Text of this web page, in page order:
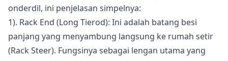
onderdil, ini penjelasan simpelnya:
1). Rack End (Long Tierod): Ini adalah batang besi
panjang yang menyambung langsung ke rumah setir
(Rack Steer). Fungsinya sebagai lengan utama yang